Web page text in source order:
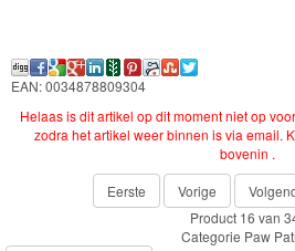
Kinderkamer
dekbedovertrek
school
EAN: 0034878809304
Helaas is dit artikel op dit moment niet op
zodra het artikel weer binnen is via email.
bovenin .
Eerste
Vorige
Product 16 van
Categorie Paw